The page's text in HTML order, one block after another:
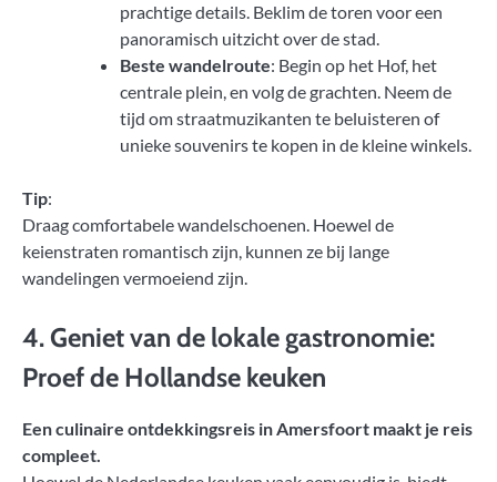
prachtige details. Beklim de toren voor een
panoramisch uitzicht over de stad.
Beste wandelroute: Begin op het Hof, het
centrale plein, en volg de grachten. Neem de
tijd om straatmuzikanten te beluisteren of
unieke souvenirs te kopen in de kleine winkels.
Tip:
Draag comfortabele wandelschoenen. Hoewel de
keienstraten romantisch zijn, kunnen ze bij lange
wandelingen vermoeiend zijn.
4. Geniet van de lokale gastronomie:
Proef de Hollandse keuken
Een culinaire ontdekkingsreis in Amersfoort maakt je reis
compleet.